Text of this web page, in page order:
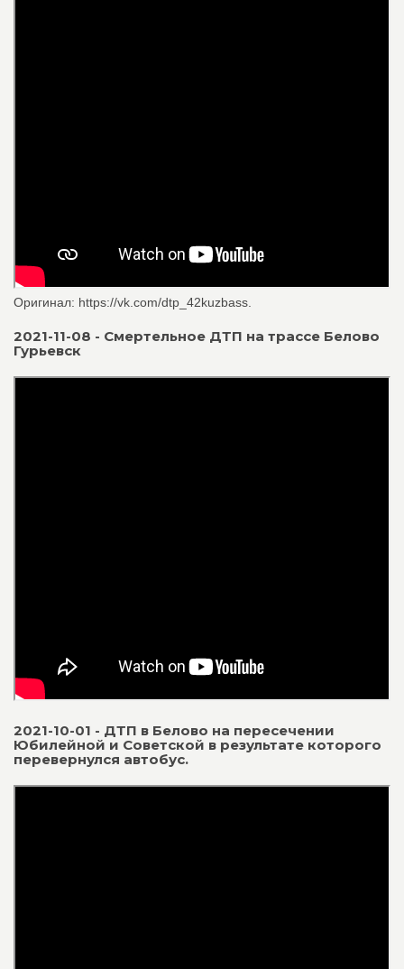
Оригинал: https://vk.com/dtp_42kuzbass.
2021-11-08 - Смертельное ДТП на трассе Белово
Гурьевск
2021-10-01 - ДТП в Белово на пересечении
Юбилейной и Советской в результате которого
перевернулся автобус.